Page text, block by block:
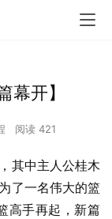
幕开】
阅读 421
其中主人公桂木
了一名伟大的篮
高手再起，新篇